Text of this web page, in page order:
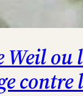
Weil ou